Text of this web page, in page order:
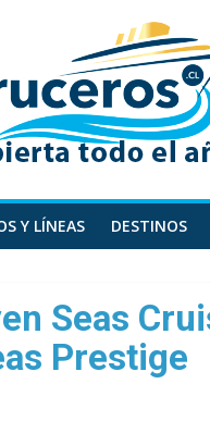
Y LÍNEAS DESTINOS
Seas
Prestige